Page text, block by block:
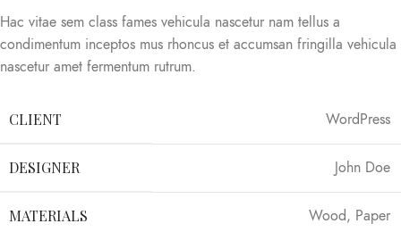
Hac vitae sem class fames vehicula nascetur nam tellus a
condimentum inceptos mus rhoncus et accumsan fringilla vehicula
nascetur amet fermentum rutrum.
CLIENT WordPress
DESIGNER John Doe
MATERIALS Wood, Paper